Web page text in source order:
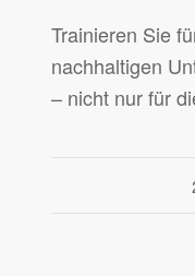
Trainieren Sie
nachhaltigen
– nicht nur für